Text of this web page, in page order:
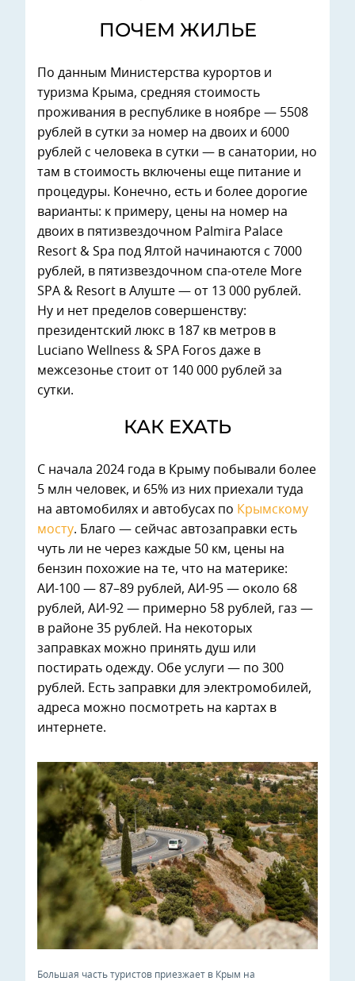
ПОЧЕМ ЖИЛЬЕ
По данным Министерства курортов и
туризма Крыма, средняя стоимость
проживания в республике в ноябре — 5508
рублей в сутки за номер на двоих и 6000
рублей с человека в сутки — в санатории, но
там в стоимость включены еще питание и
процедуры. Конечно, есть и более дорогие
варианты: к примеру, цены на номер на
двоих в пятизвездочном Palmira Palace
Resort & Spa под Ялтой начинаются с 7000
рублей, в пятизвездочном спа-отеле More
SPA & Resort в Алуште — от 13 000 рублей.
Ну и нет пределов совершенству:
президентский люкс в 187 кв метров в
Luciano Wellness & SPA Foros даже в
межсезонье стоит от 140 000 рублей за
сутки.
КАК ЕХАТЬ
С начала 2024 года в Крыму побывали более
5 млн человек, и 65% из них приехали туда
на автомобилях и автобусах по Крымскому
мосту. Благо — сейчас автозаправки есть
чуть ли не через каждые 50 км, цены на
бензин похожие на те, что на материке:
АИ-100 — 87–89 рублей, АИ-95 — около 68
рублей, АИ-92 — примерно 58 рублей, газ —
в районе 35 рублей. На некоторых
заправках можно принять душ или
постирать одежду. Обе услуги — по 300
рублей. Есть заправки для электромобилей,
адреса можно посмотреть на картах в
интернете.
Большая часть туристов приезжает в Крым на